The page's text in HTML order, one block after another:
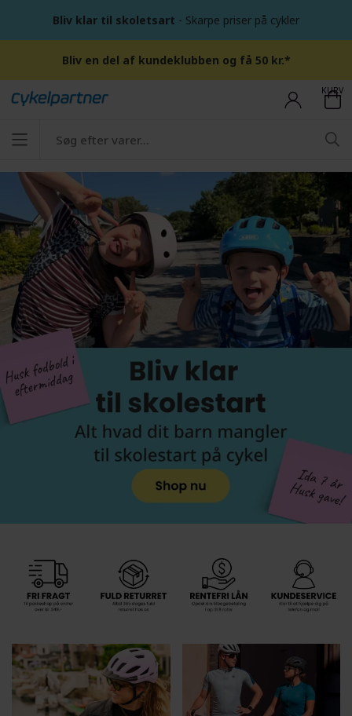
Bliv klar til skoletsart - Skarpe priser på cykler
Bliv en del af kundeklubben og få 50 kr.*
KURV